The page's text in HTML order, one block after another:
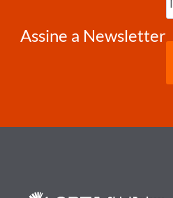
Assine a Newsletter
e-